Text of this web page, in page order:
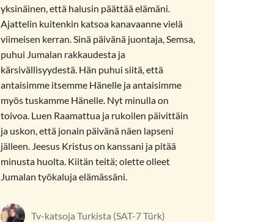
yksinäinen, että halusin päättää elämäni.
Ajattelin kuitenkin katsoa kanavaanne vielä
viimeisen kerran. Sinä päivänä juontaja, Semsa,
puhui Jumalan rakkaudesta ja
kärsivällisyydestä. Hän puhui siitä, että
antaisimme itsemme Hänelle ja antaisimme
myös tuskamme Hänelle. Nyt minulla on
toivoa. Luen Raamattua ja rukoilen päivittäin
ja uskon, että jonain päivänä näen lapseni
jälleen. Jeesus Kristus on kanssani ja pitää
minusta huolta. Kiitän teitä; olette olleet
Jumalan työkaluja elämässäni.
Tv-katsoja Turkista (SAT-7 Türk)